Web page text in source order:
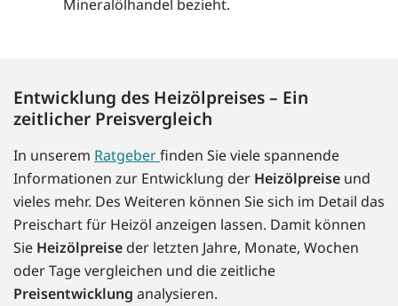
Mineralölhandel bezieht.
Entwicklung des Heizölpreises – Ein
zeitlicher Preisvergleich
In unserem Ratgeberfinden Sie viele spannende
Informationen zur Entwicklung der Heizölpreise und
vieles mehr. Des Weiteren können Sie sich im Detail das
Preischart für Heizöl anzeigen lassen. Damit können
Sie Heizölpreise der letzten Jahre, Monate, Wochen
oder Tage vergleichen und die zeitliche
Preisentwicklung analysieren.